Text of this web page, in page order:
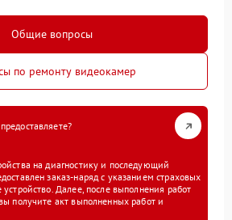
Общие вопросы
по ремонту видеокамер
на диагностику и последующий
заказ-наряд с указанием страховых
устройство. Далее, после выполнения работ
получите акт выполненных работ и